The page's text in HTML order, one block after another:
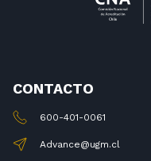
CONTACTO
600-401-0061
Advance@ugm.cl